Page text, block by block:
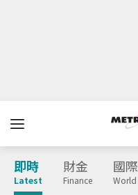
即時
Latest
財金
Finance
國際
World